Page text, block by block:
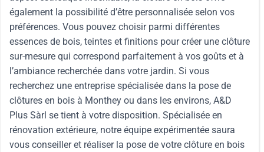
également la possibilité d’être personnalisée selon vos
préférences. Vous pouvez choisir parmi différentes
essences de bois, teintes et finitions pour créer une clôture
sur-mesure qui correspond parfaitement à vos goûts et à
l’ambiance recherchée dans votre jardin. Si vous
recherchez une entreprise spécialisée dans la pose de
clôtures en bois à Monthey ou dans les environs, A&D
Plus Sàrl se tient à votre disposition. Spécialisée en
rénovation extérieure, notre équipe expérimentée saura
vous conseiller et réaliser la pose de votre clôture en bois